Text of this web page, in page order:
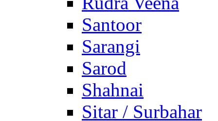
Santoor
Sarangi
Sarod
Shahnai
Sitar / Surbahar